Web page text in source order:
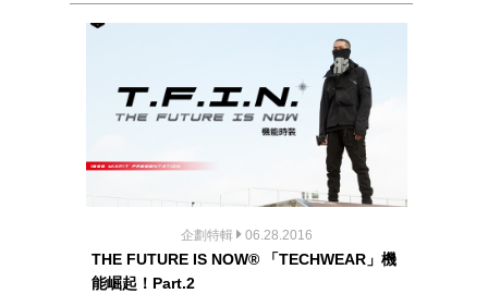
企劃特輯 06.28.2016
THE FUTURE IS NOW® 「TECHWEAR」機
能崛起！Part.2